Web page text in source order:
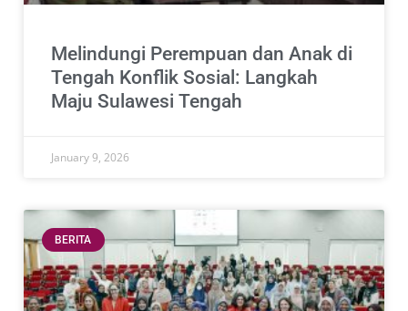
Melindungi Perempuan dan Anak di
Tengah Konflik Sosial: Langkah
Maju Sulawesi Tengah
January 9, 2026
BERITA